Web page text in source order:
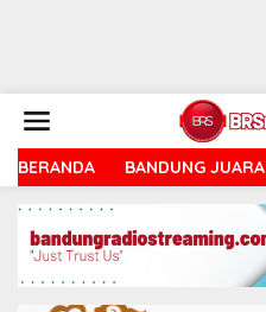
konten
BERANDA BANDUNG JUARA